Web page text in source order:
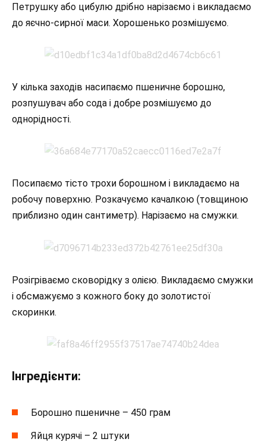
Петрушку або цибулю дрібно нарізаємо і викладаємо
до яєчно-сирної маси. Хорошенько розмішуємо.
У кілька заходів насипаємо пшеничне борошно,
розпушувач або сода і добре розмішуємо до
однорідності.
Посипаємо тісто трохи борошном і викладаємо на
робочу поверхню. Розкачуємо качалкою (товщиною
приблизно один сантиметр). Нарізаємо на смужки.
Розігріваємо сковорідку з олією. Викладаємо смужки
і обсмажуємо з кожного боку до золотистої
скоринки.
Інгредієнти:
Борошно пшеничне – 450 грам
Яйця курячі – 2 штуки